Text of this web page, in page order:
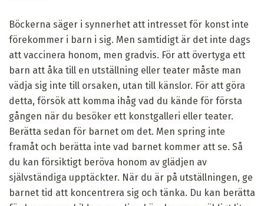
Böckerna säger i synnerhet att intresset för konst inte
förekommer i barn i sig. Men samtidigt är det inte dags
att vaccinera honom, men gradvis. För att övertyga ett
barn att åka till en utställning eller teater måste man
vädja sig inte till orsaken, utan till känslor. För att göra
detta, försök att komma ihåg vad du kände för första
gången när du besöker ett konstgalleri eller teater.
Berätta sedan för barnet om det. Men spring inte
framåt och berätta inte vad barnet kommer att se. Så
du kan försiktigt beröva honom av glädjen av
självständiga upptäckter. När du är på utställningen, ge
barnet tid att koncentrera sig och tänka. Du kan berätta